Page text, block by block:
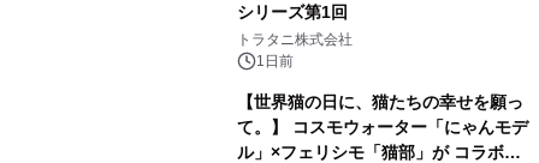
シリーズ第1回
トラタニ株式会社
1日前
【世界猫の日に、猫たちの幸せを願っ
て。】 コスモウォーター「にゃんモデ
ル」×フェリシモ「猫部」が コラボキ